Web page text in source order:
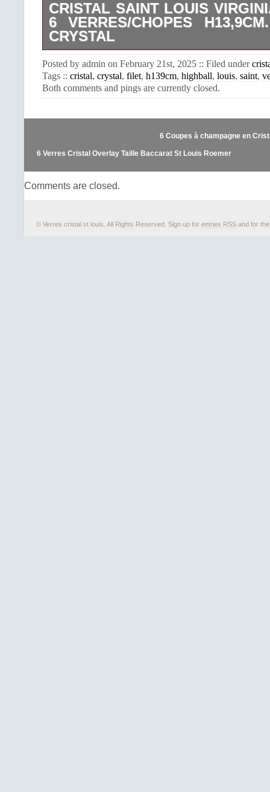
CRISTAL SAINT LOUIS
6 VERRES/CHOPES
CRYSTAL
Virginia filet or. Au catalogue de
la gravure à roue sublimé par deux
état, aucun accident. Probablement
buvant 7,1cm. Une carafe de type ”
également en vente. Le montant en
régler sous 7 jours ouvrables à partir
commande. Votre colis est expédié
livraison Nationale 48/72h. Un soin
permettent de réaliser des
Posted by admin on February 21st, 2025 :: Filed under
Tags :: cristal, crystal, filet, h139cm, highball, louis, saint,
Both comments and pings are currently closed.
6 Coupes à champagne en
6 Verres Cristal Overlay Taille Baccarat St Louis Roemer
Comments are closed.
© Verres cristal st louis. All Rights Reserved. Sign up for entries RSS and for